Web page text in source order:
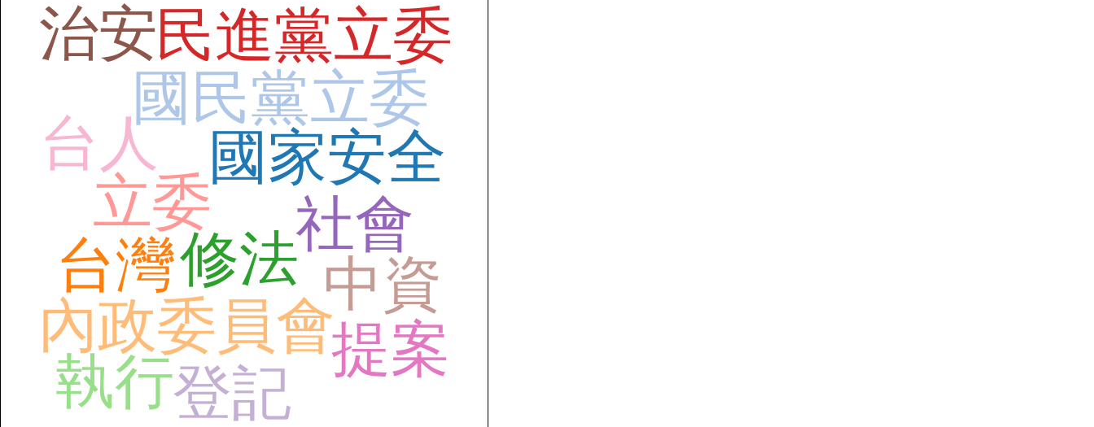
國家安全
國民黨立委
台灣
內政委員會
修法
執行
民進黨立委
立委 社會
登記
治安
中資
提案
台人